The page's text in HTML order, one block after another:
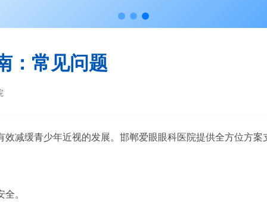
：常见问题
减缓青少年近视的发展。邯郸爱眼眼科医院提供全方位方案
。